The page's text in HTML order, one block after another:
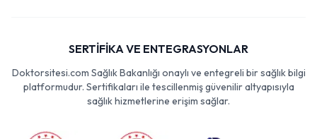
SERTİFİKA VE ENTEGRASYONLAR
Doktorsitesi.com Sağlık Bakanlığı onaylı ve entegreli bir sağlık bilgi
platformudur. Sertifikaları ile tescillenmiş güvenilir altyapısıyla
sağlık hizmetlerine erişim sağlar.